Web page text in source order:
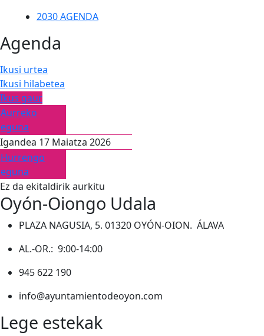
2030 AGENDA
Agenda
Ikusi urtea
Ikusi hilabetea
Ikus gaur
Aurreko
eguna
Igandea 17 Maiatza 2026
Hurrengo
eguna
Ez da ekitaldirik aurkitu
Oyón-Oiongo Udala
PLAZA NAGUSIA, 5. 01320 OYÓN-OION. ÁLAVA
AL.-OR.: 9:00-14:00
945 622 190
info@ayuntamientodeoyon.com
Lege estekak